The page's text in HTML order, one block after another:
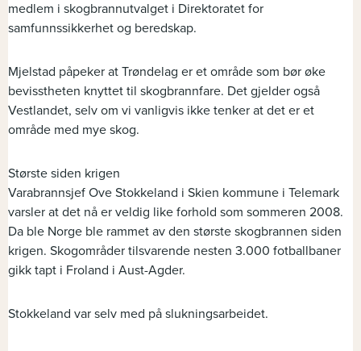
medlem i skogbrannutvalget i Direktoratet for
samfunnssikkerhet og beredskap.
Mjelstad påpeker at Trøndelag er et område som bør øke
bevisstheten knyttet til skogbrannfare. Det gjelder også
Vestlandet, selv om vi vanligvis ikke tenker at det er et
område med mye skog.
Største siden krigen
Varabrannsjef Ove Stokkeland i Skien kommune i Telemark
varsler at det nå er veldig like forhold som sommeren 2008.
Da ble Norge ble rammet av den største skogbrannen siden
krigen. Skogområder tilsvarende nesten 3.000 fotballbaner
gikk tapt i Froland i Aust-Agder.
Stokkeland var selv med på slukningsarbeidet.